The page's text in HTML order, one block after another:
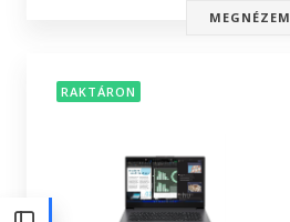
MEGNÉZEM
RAKTÁRON